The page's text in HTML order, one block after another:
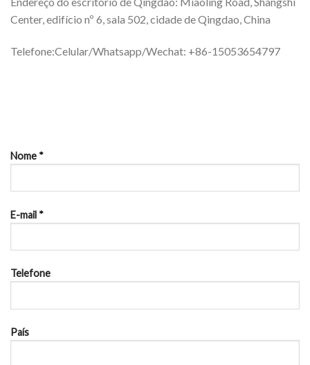
Center, edifício nº 6, sala 502, cidade de Qingdao, China
Telefone:Celular/Whatsapp/Wechat: +86-15053654797
Nome *
E-mail *
Telefone
País